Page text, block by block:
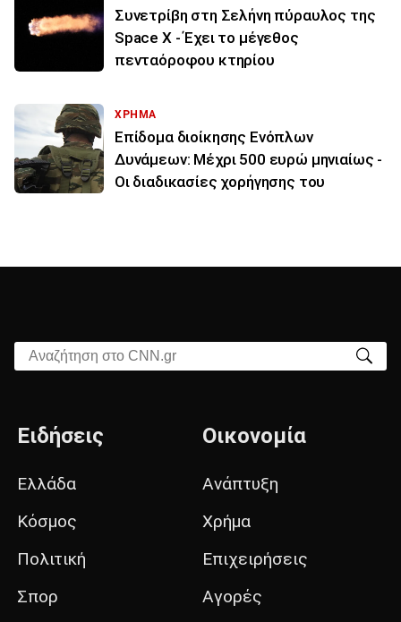
Συνετρίβη στη Σελήνη πύραυλος της
Space X - Έχει το μέγεθος
πενταόροφου κτηρίου
ΧΡΗΜΑ
Επίδομα διοίκησης Ενόπλων
Δυνάμεων: Μέχρι 500 ευρώ μηνιαίως -
Οι διαδικασίες χορήγησης του
Αναζήτηση στο CNN.gr
Ειδήσεις
Ελλάδα
Κόσμος
Πολιτική
Σπορ
Οικονομία
Ανάπτυξη
Χρήμα
Επιχειρήσεις
Αγορές